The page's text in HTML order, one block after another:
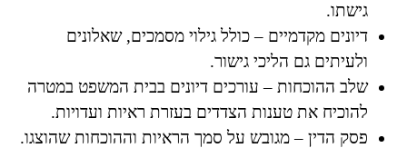
גישתו.
דיונים מקדמיים – כולל גילוי מסמכים, שאלונים
ולעיתים גם הליכי גישור.
שלב ההוכחות – עורכים דיונים בבית המשפט במטרה
להוכיח את טענות הצדדים בעזרת ראיות ועדויות.
פסק הדין – מגובש על סמך הראיות וההוכחות שהוצגו.